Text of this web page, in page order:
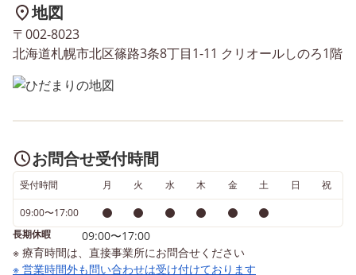
地図
〒002-8023
北海道札幌市北区篠路3条8丁目1-11 クリオールしのろ1階
お問合せ受付時間
受付時間 月 火 水 木 金 土 日 祝
09:00〜17:00
長期休暇
09:00〜17:00
※ 療育時間は、直接事業所にお問合せください
※ 営業時間外も問い合わせは受け付けております